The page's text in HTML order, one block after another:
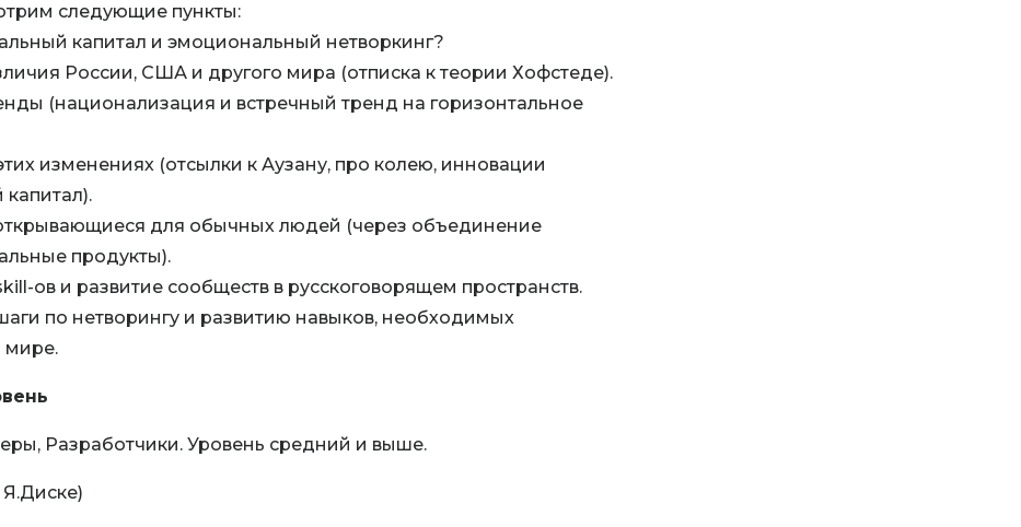
следующие пункты:
капитал и эмоциональный нетворкинг?
России, США и другого мира (отписка к теории Хофстеде).
(национализация и встречный тренд на горизонтальное
изменениях (отсылки к Аузану, про колею, инновации
капитал).
для обычных людей (через объединение
продукты).
ов и развитие сообществ в русскоговорящем пространств.
по нетворингу и развитию навыков, необходимых
мире.
Разработчики. Уровень средний и выше.
Я.Диске)